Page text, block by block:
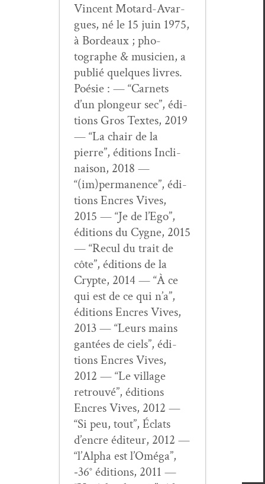
Vin­cent Motard-Avar­
gues, né le 15 juin 1975,
à Bor­deaux ; pho­
tographe & musi­cien, a
pub­lié quelques livres.
Poésie : — “Car­nets
d’un plongeur sec”, édi­
tions Gros Textes, 2019
— “La chair de la
pierre”, édi­tions Incli­
nai­son, 2018 —
“(im)permanence”, édi­
tions Encres Vives,
2015 — “Je de l’Ego”,
édi­tions du Cygne, 2015
— “Recul du trait de
côte”, édi­tions de la
Crypte, 2014 — “À ce
qui est de ce qui n’a”,
édi­tions Encres Vives,
2013 — “Leurs mains
gan­tées de ciels”, édi­
tions Encres Vives,
2012 — “Le vil­lage
retrou­vé”, édi­tions
Encres Vives, 2012 —
“Si peu, tout”, Éclats
d’en­cre édi­teur, 2012 —
“l’Al­pha est l’Omé­ga”,
‑36° édi­tions, 2011 —